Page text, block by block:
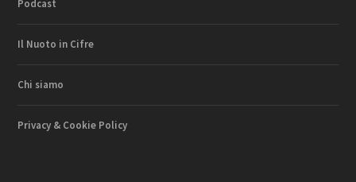
Podcast
Il Nuoto in Cifre
Chi siamo
Privacy & Cookie Policy